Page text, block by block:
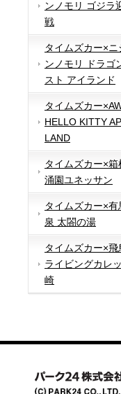
ンノモリ ゴジラ
戦
タイムズカー×ニ
ンノモリ ドラゴ
スト アイランド
タイムズカー
HELLO KITTY
LAND
タイムズカー×箱
涌園ユネッサン
タイムズカー×有
泉 太閤の湯
タイムズカー×飛
ライビングカレ
崎